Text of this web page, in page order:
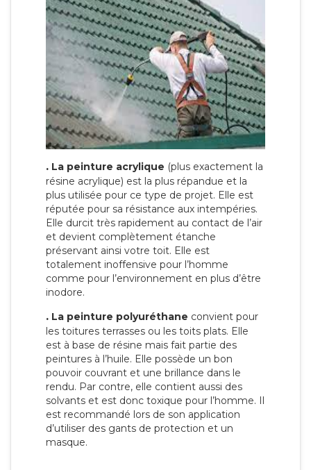
. La peinture acrylique (plus exactement la
résine acrylique) est la plus répandue et la
plus utilisée pour ce type de projet. Elle est
réputée pour sa résistance aux intempéries.
Elle durcit très rapidement au contact de l’air
et devient complètement étanche
préservant ainsi votre toit. Elle est
totalement inoffensive pour l’homme
comme pour l’environnement en plus d’être
inodore.
. La peinture polyuréthane convient pour
les toitures terrasses ou les toits plats. Elle
est à base de résine mais fait partie des
peintures à l’huile. Elle possède un bon
pouvoir couvrant et une brillance dans le
rendu. Par contre, elle contient aussi des
solvants et est donc toxique pour l’homme. Il
est recommandé lors de son application
d’utiliser des gants de protection et un
masque.